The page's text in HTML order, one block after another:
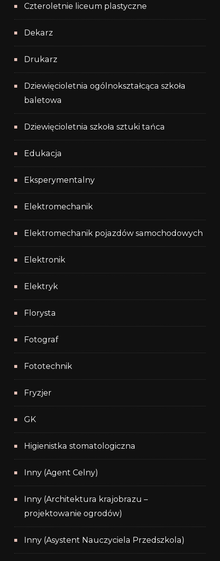
Czteroletnie liceum plastyczne
Dekarz
Drukarz
Dziewięcioletnia ogólnokształcąca szkoła
baletowa
Dziewięcioletnia szkoła sztuki tańca
Edukacja
Eksperymentalny
Elektromechanik
Elektromechanik pojazdów samochodowych
Elektronik
Elektryk
Florysta
Fotograf
Fototechnik
Fryzjer
GK
Higienistka stomatologiczna
Inny (Agent Celny)
Inny (Architektura krajobrazu –
projektowanie ogrodów)
Inny (Asystent Nauczyciela Przedszkola)